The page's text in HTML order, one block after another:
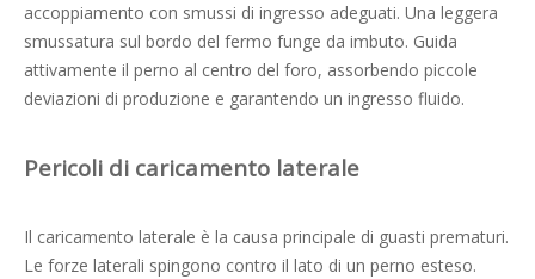
accoppiamento con smussi di ingresso adeguati. Una leggera
smussatura sul bordo del fermo funge da imbuto. Guida
attivamente il perno al centro del foro, assorbendo piccole
deviazioni di produzione e garantendo un ingresso fluido.
Pericoli di caricamento laterale
Il caricamento laterale è la causa principale di guasti prematuri.
Le forze laterali spingono contro il lato di un perno esteso.